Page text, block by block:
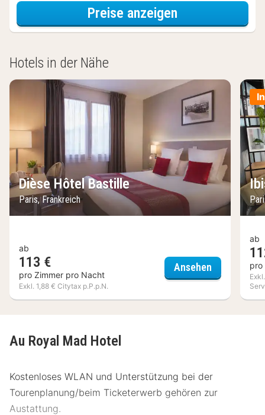
Preise anzeigen
Hotels in der Nähe
Dièse Hôtel Bastille
Paris, Frankreich
ab
113 €
pro Zimmer pro Nacht
Exkl. 1,88 € Citytax p.P.p.N.
Ansehen Dièse
ab
pro
Au Royal Mad Hotel
Kostenloses WLAN und Unterstützung bei der
Tourenplanung/beim Ticketerwerb gehören zur
Austattung.